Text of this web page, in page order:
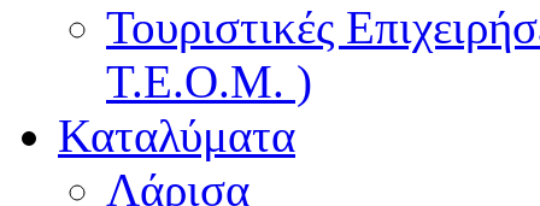
Τουριστικές
Τ.Ε.Ο.Μ. )
Καταλύματα
Λάρισα